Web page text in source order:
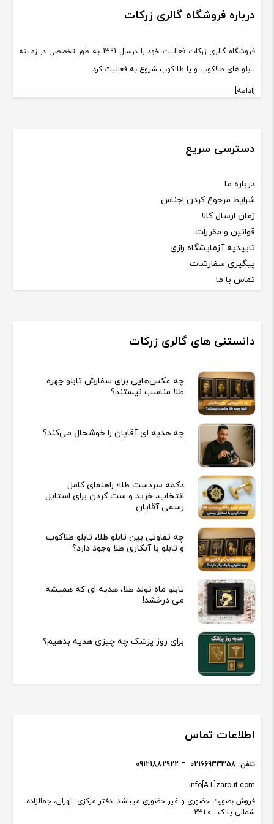
درباره فروشگاه گالری زرکات
فروشگاه گالری زرکات فعالیت خود را درسال 1391 به طور تخصصی در زمینه
تابلو های طلاکوب و یا طلاکوب شروع به فعالیت کرد
[ادامه]
دسترسی سریع
درباره ما
شرایط مرجوع کردن اجناس
زمان ارسال کالا
قوانین و مقررات
تاییدیه آزمایشگاه رازی
پیگیری سفارشات
تماس با ما
دانستنی های گالری زرکات
چه عکس‌هایی برای سفارش تابلو چهره
طلا مناسب نیستند؟
چه هدیه‌ ای آقایان را خوشحال می‌کند؟
دکمه سردست طلا؛ راهنمای کامل
انتخاب، خرید و ست کردن برای استایل
رسمی آقایان
چه تفاوتی بین تابلو طلا، تابلو طلاکوب
و تابلو با آبکاری طلا وجود دارد؟
تابلو ماه تولد طلا، هدیه ای که همیشه
می درخشد!
برای روز پزشک چه چیزی هدیه بدهیم؟
اطلاعات تماس
فروش بصورت حضوری و غیر حضوری میباشد. دفتر مرکزی: تهران، جمالزاده
شمالی پلاک : 231.0
info[AT]zarcut.com
تلفن: 02166933358
09121882922